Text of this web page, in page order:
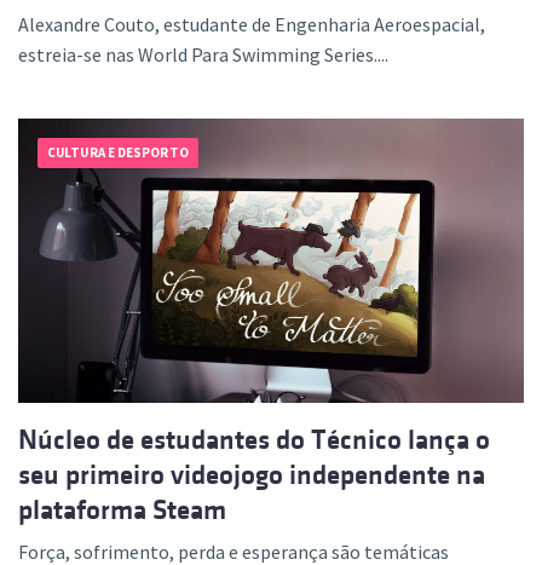
Alexandre Couto, estudante de Engenharia Aeroespacial,
estreia-se nas World Para Swimming Series....
CULTURA E DESPORTO
Núcleo de estudantes do Técnico lança o
seu primeiro videojogo independente na
plataforma Steam
Força, sofrimento, perda e esperança são temáticas